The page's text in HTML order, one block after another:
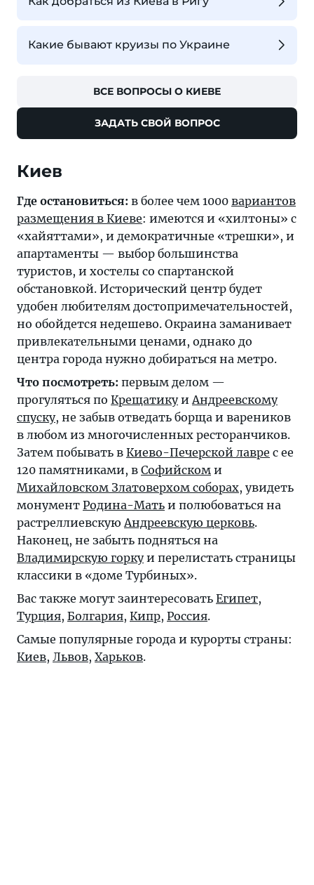
Какие бывают круизы по Украине
ВСЕ ВОПРОСЫ О КИЕВЕ
ЗАДАТЬ СВОЙ ВОПРОС
Где остановиться: в более чем 1000 вариантов
размещения в Киеве: имеются и «хилтоны» с
«хайяттами», и демократичные «трешки», и
апартаменты — выбор большинства
туристов, и хостелы со спартанской
обстановкой. Исторический центр будет
удобен любителям достопримечательностей,
но обойдется недешево. Окраина заманивает
привлекательными ценами, однако до
центра города нужно добираться на метро.
Что посмотреть: первым делом —
прогуляться по Крещатикуи Андреевскому
спуску, не забыв отведать борща и вареников
в любом из многочисленных ресторанчиков.
Затем побывать в Киево-Печерской лавре с ее
120 памятниками, в Софийском и
Михайловском Златоверхом соборах, увидеть
монумент Родина-Мать и полюбоваться на
растреллиевскую Андреевскую церковь.
Наконец, не забыть подняться на
Владимирскую горкуи перелистать страницы
классики в «доме Турбиных».
Вас также могут заинтересовать Египет,
Турция, Болгария, Кипр, Россия.
Самые популярные города и курорты страны:
Киев, Львов, Харьков.